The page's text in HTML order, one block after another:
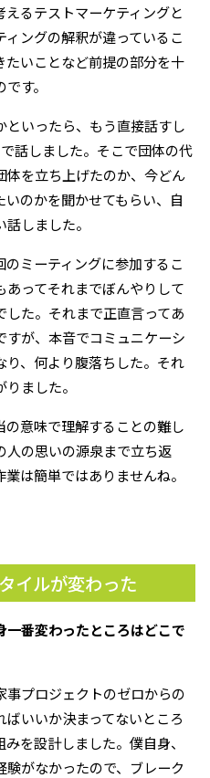
るテストマーケティングと
ングの解釈が違っているこ
たいことなど前提の部分を十
す。
といったら、もう直接話すし
話しました。そこで団体の代
を立ち上げたのか、今どん
のかを聞かせてもらい、自
しました。
ミーティングに参加するこ
あってそれまでぼんやりして
た。それまで正直言ってあ
すが、本音でコミュニケーシ
り、何より腹落ちした。それ
ました。
意味で理解することの難し
人の思いの源泉まで立ち返
は簡単ではありませんね。
イルが変わった
一番変わったところはどこで
事プロジェクトのゼロからの
いいか決まってないところ
を設計しました。僕自身、
がなかったので、ブレーク